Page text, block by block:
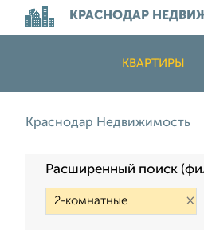
КРАСНОДАР
КВАРТИРЫ
Краснодар Недвижимость
Расширенный поиск
×